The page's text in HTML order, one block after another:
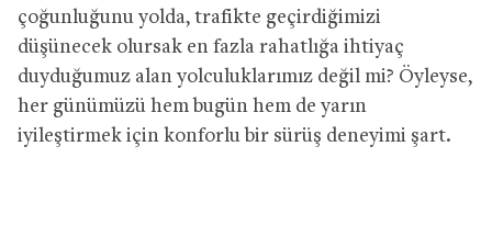
çoğunluğunu yolda, trafikte geçirdiğimizi
düşünecek olursak en fazla rahatlığa ihtiyaç
duyduğumuz alan yolculuklarımız değil mi? Öyleyse,
her günümüzü hem bugün hem de yarın
iyileştirmek için konforlu bir sürüş deneyimi şart.